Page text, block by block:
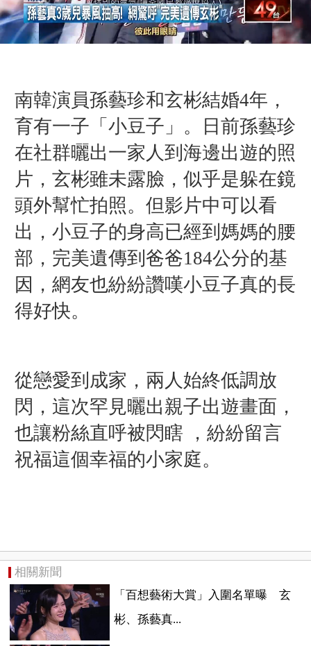
南韓演員孫藝珍和玄彬結婚4年，
育有一子「小豆子」。日前孫藝珍
在社群曬出一家人到海邊出遊的照
片， 玄彬雖未露臉，似乎是躲在鏡
頭外幫忙拍照。但影片中可以看
出，小豆子的身高已經到媽媽的腰
部，完美遺傳到爸爸184公分的基
因，網友也紛紛讚嘆小豆子真的長
得好快。
從戀愛到成家，兩人始終低調放
閃，這次罕見曬出親子出遊畫面，
也讓粉絲直呼被閃瞎 ，紛紛留言
祝福這個幸福的小家庭。
相關新聞
「百想藝術大賞」入圍名單曝 玄
彬、孫藝真...